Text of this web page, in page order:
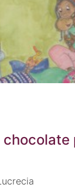
chocolate